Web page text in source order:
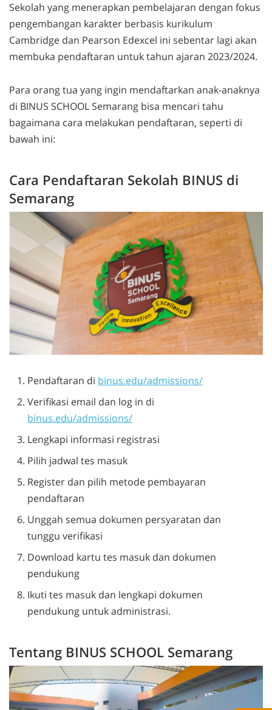
Sekolah yang menerapkan pembelajaran dengan fokus
pengembangan karakter berbasis kurikulum
Cambridge dan Pearson Edexcel ini sebentar lagi akan
membuka pendaftaran untuk tahun ajaran 2023/2024.
Para orang tua yang ingin mendaftarkan anak-anaknya
di BINUS SCHOOL Semarang bisa mencari tahu
bagaimana cara melakukan pendaftaran, seperti di
bawah ini:
Cara Pendaftaran Sekolah BINUS di
Semarang
Pendaftaran di binus.edu/admissions/
Verifikasi email dan log in di
binus.edu/admissions/
Lengkapi informasi registrasi
Pilih jadwal tes masuk
Register dan pilih metode pembayaran
pendaftaran
Unggah semua dokumen persyaratan dan
tunggu verifikasi
Download kartu tes masuk dan dokumen
pendukung
Ikuti tes masuk dan lengkapi dokumen
pendukung untuk administrasi.
Tentang BINUS SCHOOL Semarang